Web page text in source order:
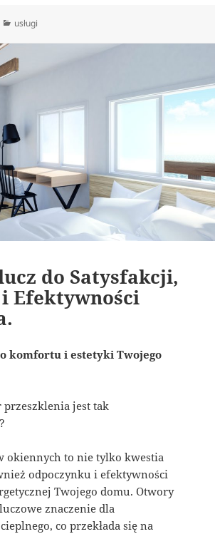
Kategorie
usługi
do Satysfakcji,
Efektywności
komfortu i estetyki Twojego
przeszklenia jest tak
okiennych to nie tylko kwestia
odpoczynku i efektywności
Twojego domu. Otwory
znaczenie dla
co przekłada się na